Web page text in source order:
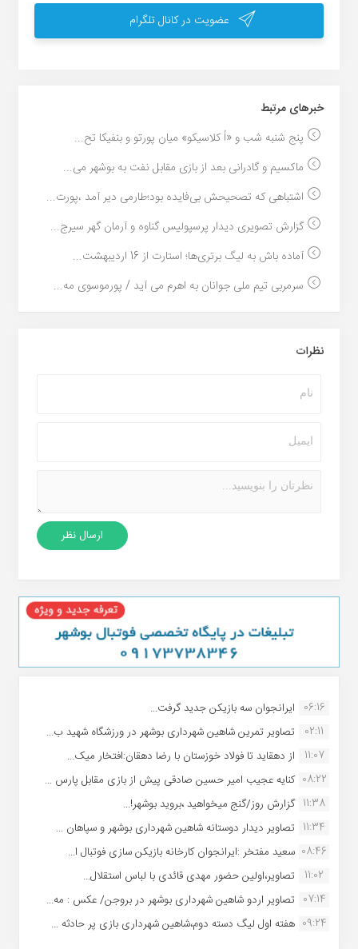
عضویت در کانال تلگرام
خبر‌های مرتبط
پنج شنبه شب و «اُ‌ کلاسیکو» میان پورتو و بنفیکا تح...
ماکسیم و گادرانی بعد از بازی مقابل نفت به بوشهر می...
اشتباهی که تصحیحش بی‌فایده بود؛طارمی دیر آمد ،پورت...
گزارش تصویری دیدار پرسپولیس گناوه و آرمان گهر سیرج...
آماده باش به لیگ برتری‌ها؛ استارت از 16 اردیبهشت...
سرمربی تیم ملی جوانان به اهرم می آید / پورموسوی مه...
نظرات
06:16 ایرانجوان سه بازیکن جدید گرفت...
02:11
تصاویر تمرین شاهین شهردارى بوشهر در ورزشگاه شهید ب...
11:07
از دهقاید تا فولاد خوزستان با رضا دهقان:افتخار میک...
08:22 کنایه عجیب امیر حسین صادقی پیش از بازی مقابل پارس ...
11:38 گزارش روز/گنج میخواهید ،بروید بوشهر!...
11:34 تصاویر دیدار دوستانه شاهین شهردارى بوشهر و سپاهان ...
08:46 سعید مفتخر :ایرانجوان کارخانه بازیکن سازی فوتبال ا...
11:02
تصاویر،اولین حضور مهدی قائدی با لباس استقلال...
07:14 تصاویر اردو شاهین شهرداری بوشهر در بروجن/ عکس : مه...
09:24 هفته اول لیگ دسته دوم،شاهین شهرداری بازی پر حادثه ...